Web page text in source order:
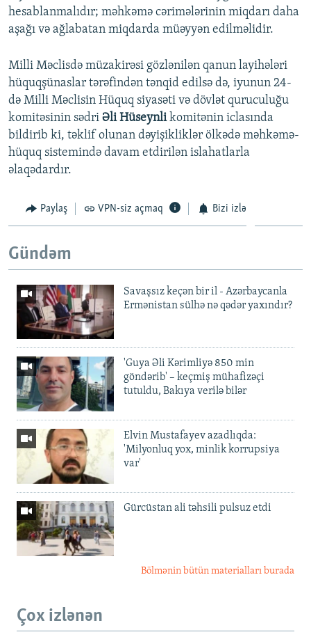
hesablanmalıdır; məhkəmə cərimələrinin miqdarı daha
aşağı və ağlabatan miqdarda müəyyən edilməlidir.
Milli Məclisdə müzakirəsi gözlənilən qanun layihələri
hüquqşünaslar tərəfindən tənqid edilsə də, iyunun 24-
də Milli Məclisin Hüquq siyasəti və dövlət quruculuğu
komitəsinin sədri Əli Hüseynlikomitənin iclasında
bildirib ki, təklif olunan dəyişikliklər ölkədə məhkəmə-
hüquq sistemində davam etdirilən islahatlarla
əlaqədardır.
Paylaş VPN-siz açmaq Bizi izlə
Gündəm
Savaşsız keçən bir il - Azərbaycanla
Ermənistan sülhə nə qədər yaxındır?
'Guya Əli Kərimliyə 850 min
göndərib' – keçmiş mühafizəçi
tutuldu, Bakıya verilə bilər
Elvin Mustafayev azadlıqda:
'Milyonluq yox, minlik korrupsiya
var'
Gürcüstan ali təhsili pulsuz etdi
Bölmənin bütün materialları burada
Çox izlənən